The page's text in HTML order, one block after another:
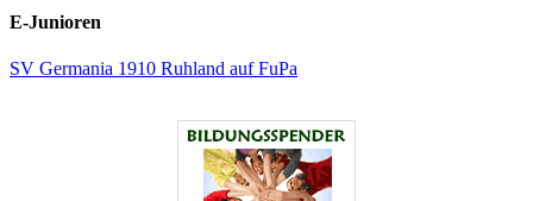
E-Junioren
SV Germania 1910 Ruhland auf FuPa